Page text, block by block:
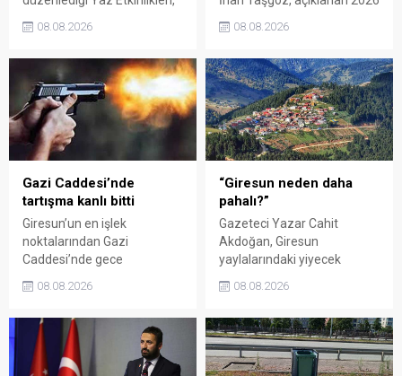
sanat ve eğlenceyle
organizasyonun ardından
Kadın El Emeği Pazarı'nın
süresi de 16 Ağustos'a
kadar uzatıldı.
08.08.2026
üzerinden iktidar
eleştirdi. Taşgöz, üreticinin
emeğinin karşılığını
alamadığını savunarak,
Giresun milletvekillerini
sessiz kalmakla suçladı.
08.08.2026
Gazi Caddesi’nde
tartışma kanlı bitti
Giresun’un en işlek
noktalarından Gazi
Caddesi’nde gece
kavgada A.E. ayağından
bölgede kısa süreli panik
yaşanırken polis geniş çaplı
soruşturma başlattı.
08.08.2026
“Giresun neden daha
pahalı?”
Gazeteci Yazar Cahit
Akdoğan, Giresun
yaylalarındaki yiyecek
belirgin biçimde yüksek
Valiliği, Tarım ve Orman İl
Müdürlüğü ile ilgili kurumları
denetime çağırdı. Akdoğan,
08.08.2026